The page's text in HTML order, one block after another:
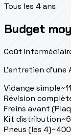
Tous les 4 ans
Budget
Coût
L'entretien d'une
Vidange simple~
Révision
Freins avant
Kit distribution~
Pneus (les 4)~400